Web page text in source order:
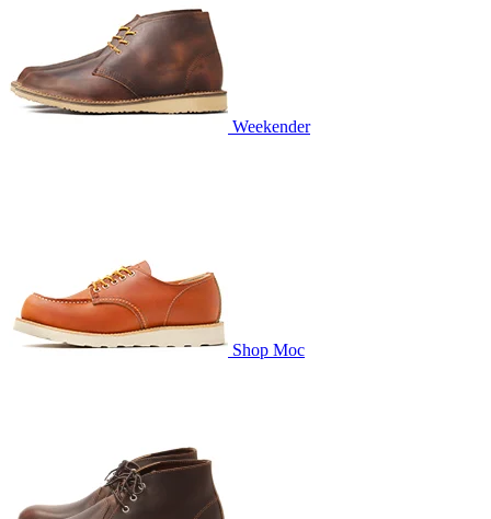
Weekender
Shop Moc